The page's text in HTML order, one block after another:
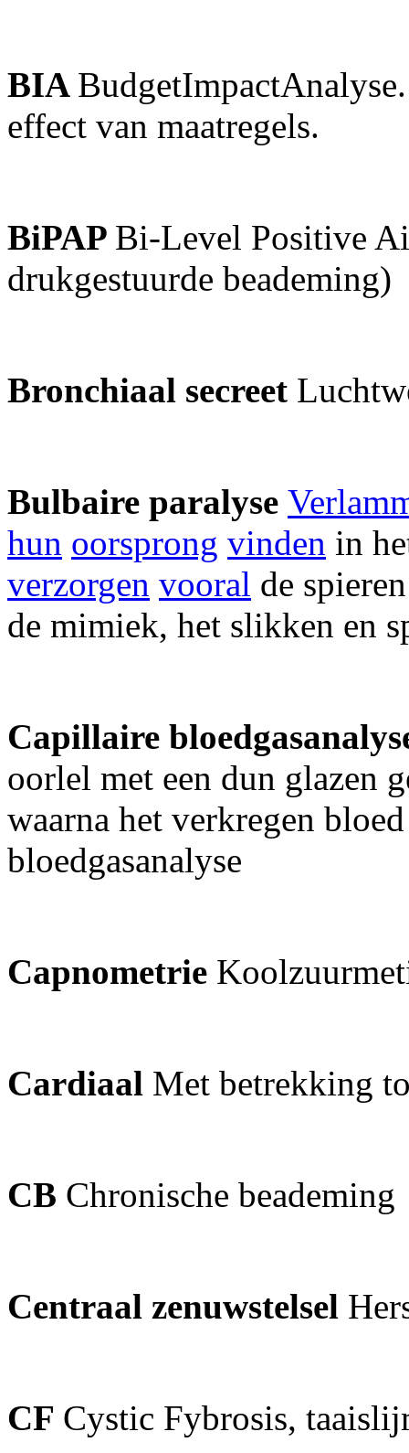
BIA
effect van maatregels.
BiPAP Bi-Level Positive
drukgestuurde beademing)
Bronchiaal secreet
Bulbaire paralyse
hun oorsprong vinden in
verzorgen vooral de
de mimiek, het slikken en
Capillaire
oorlel met een dun glazen
waarna het verkregen
bloedgasanalyse
Capnometrie
Cardiaal Met betrekking
CB Chronische beademing
Centraal zenuwstelsel
CF Cystic Fybrosis,